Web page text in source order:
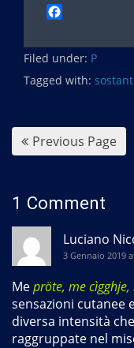
c
e
b
Filed under: P
Tagged with:
Previous Page
1 Comment
Luciano
3 Gennaio 2019
Mepröte, me
sensazioni cutanee
diversa intensità
raggruppate nel